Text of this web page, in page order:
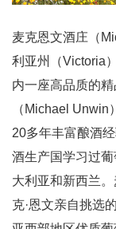
麦克恩文酒庄（
利亚州（Victoria
内一座高品质的
（Michael Unwin
20多年丰富酿酒
酒生产国学习过
大利亚和新西兰
克·恩文亲自挑选